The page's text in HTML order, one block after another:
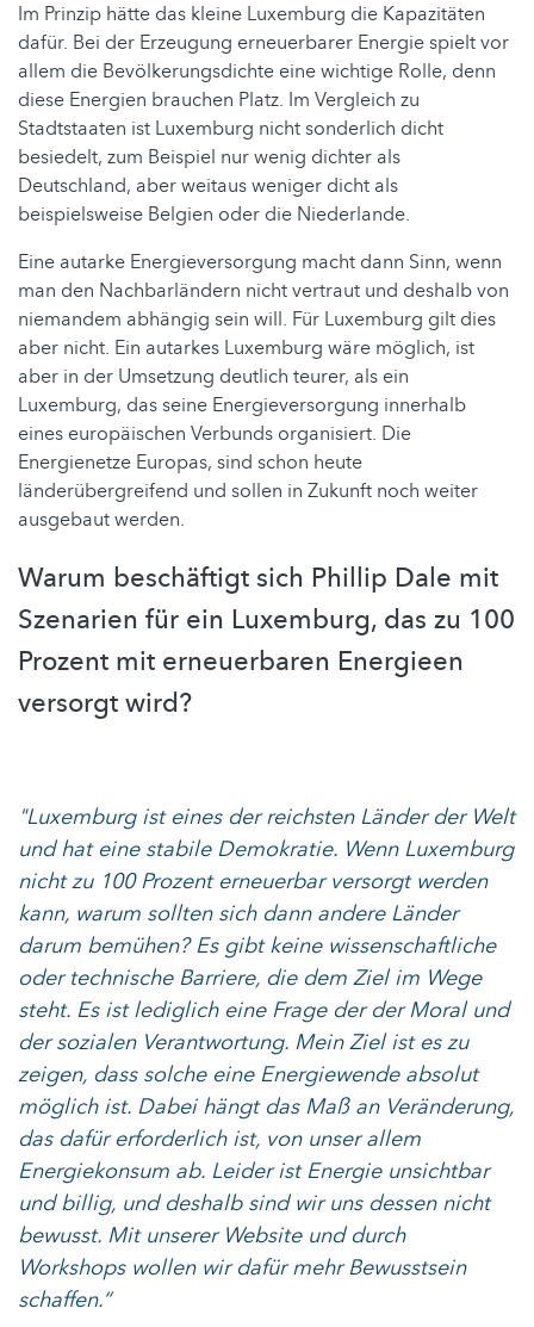
Im Prinzip hätte das kleine Luxemburg die Kapazitäten
dafür. Bei der Erzeugung erneuerbarer Energie spielt vor
allem die Bevölkerungsdichte eine wichtige Rolle, denn
diese Energien brauchen Platz. Im Vergleich zu
Stadtstaaten ist Luxemburg nicht sonderlich dicht
besiedelt, zum Beispiel nur wenig dichter als
Deutschland, aber weitaus weniger dicht als
beispielsweise Belgien oder die Niederlande.
Eine autarke Energieversorgung macht dann Sinn, wenn
man den Nachbarländern nicht vertraut und deshalb von
niemandem abhängig sein will. Für Luxemburg gilt dies
aber nicht. Ein autarkes Luxemburg wäre möglich, ist
aber in der Umsetzung deutlich teurer, als ein
Luxemburg, das seine Energieversorgung innerhalb
eines europäischen Verbunds organisiert. Die
Energienetze Europas, sind schon heute
länderübergreifend und sollen in Zukunft noch weiter
ausgebaut werden.
Warum beschäftigt sich Phillip Dale mit
Szenarien für ein Luxemburg, das zu 100
Prozent mit erneuerbaren Energieen
versorgt wird?
"Luxemburg ist eines der reichsten Länder der Welt
und hat eine stabile Demokratie. Wenn Luxemburg
nicht zu 100 Prozent erneuerbar versorgt werden
kann, warum sollten sich dann andere Länder
darum bemühen? Es gibt keine wissenschaftliche
oder technische Barriere, die dem Ziel im Wege
steht. Es ist lediglich eine Frage der der Moral und
der sozialen Verantwortung. Mein Ziel ist es zu
zeigen, dass solche eine Energiewende absolut
möglich ist. Dabei hängt das Maß an Veränderung,
das dafür erforderlich ist, von unser allem
Energiekonsum ab. Leider ist Energie unsichtbar
und billig, und deshalb sind wir uns dessen nicht
bewusst. Mit unserer Website und durch
Workshops wollen wir dafür mehr Bewusstsein
schaffen.“